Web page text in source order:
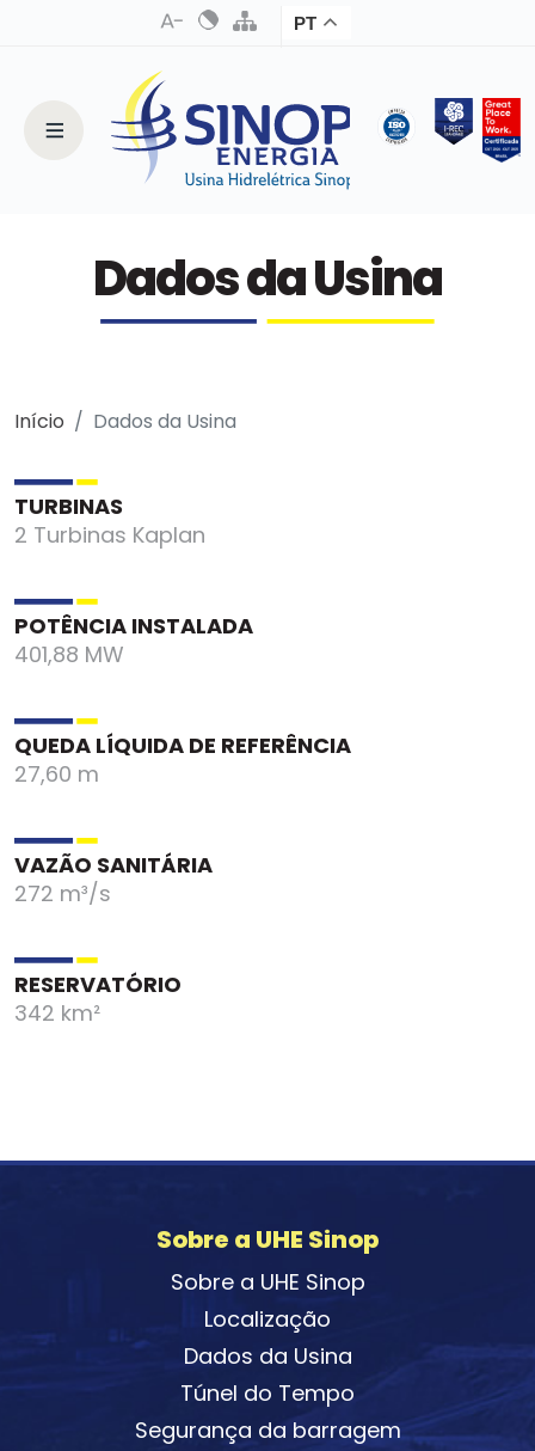
PT
Dados da Usina
Início Dados da Usina
TURBINAS
2 Turbinas Kaplan
POTÊNCIA INSTALADA
401,88 MW
QUEDA LÍQUIDA DE REFERÊNCIA
27,60 m
VAZÃO SANITÁRIA
272 m³/s
RESERVATÓRIO
342 km²
Sobre a UHE Sinop
Sobre a UHE Sinop
Localização
Dados da Usina
Túnel do Tempo
Segurança da barragem